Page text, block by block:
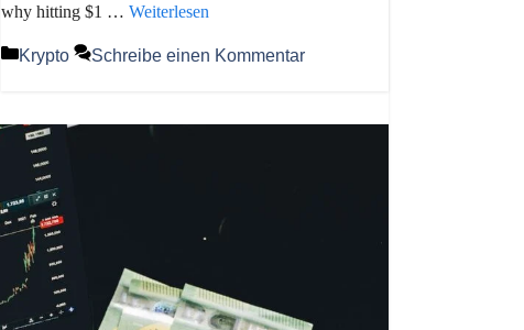
why hitting $1 …Weiterlesen
Kategorien
Krypto Schreibe einen Kommentar